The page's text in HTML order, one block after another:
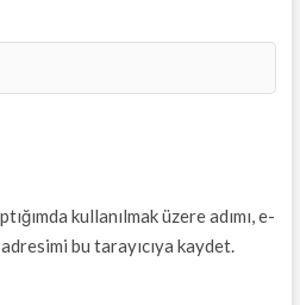
kullanılmak üzere adımı, e-
bu tarayıcıya kaydet.